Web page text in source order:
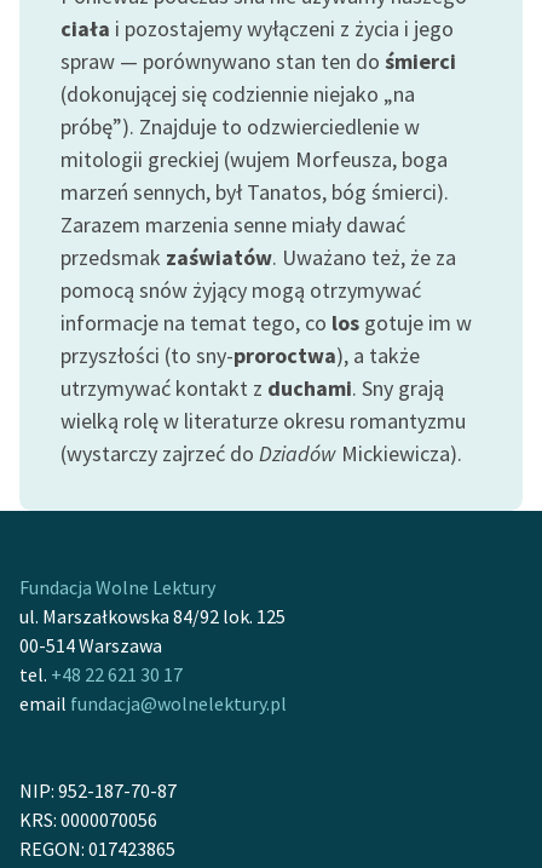
E-kolekcja lektur
szkolnych i literatury do
słuchania dla uczennic i
uczniów z
niepełnosprawnościami
Feministyczne inspiracje.
Popularyzacja
skandynawskiej literatury
feministycznej
Ręce pełne poezji
Kolekcje edukacyjne
twórców przechodzących
do domeny publicznej,
Starego Testamentu
Szkoła Poezji Wolnych
Lektur
O nas
O projekcie
Zespół
ciała i pozostajemy wyłączeni z życia i jego
spraw — porównywano stan ten do śmierci
(dokonującej się codziennie niejako „na
próbę”). Znajduje to odzwierciedlenie w
mitologii greckiej (wujem Morfeusza, boga
marzeń sennych, był Tanatos, bóg śmierci).
Zarazem marzenia senne miały dawać
przedsmak zaświatów. Uważano też, że za
pomocą snów żyjący mogą otrzymywać
informacje na temat tego, co los gotuje im w
przyszłości (to sny-proroctwa), a także
utrzymywać kontakt z duchami. Sny grają
wielką rolę w literaturze okresu romantyzmu
(wystarczy zajrzeć do Dziadów Mickiewicza).
Fundacja Wolne Lektury
ul. Marszałkowska 84/92 lok. 125
00-514 Warszawa
tel. +48 22 621 30 17
email fundacja@wolnelektury.pl
NIP: 952-187-70-87
KRS: 0000070056
REGON: 017423865